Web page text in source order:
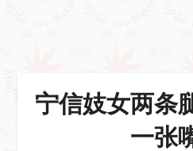
宁信妓女两条
一张